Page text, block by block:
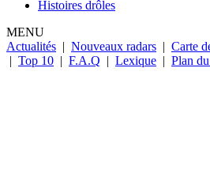
Histoires drôles
MENU
Actualités | Nouveaux radars | Carte
| Top 10 | F.A.Q | Lexique | Plan